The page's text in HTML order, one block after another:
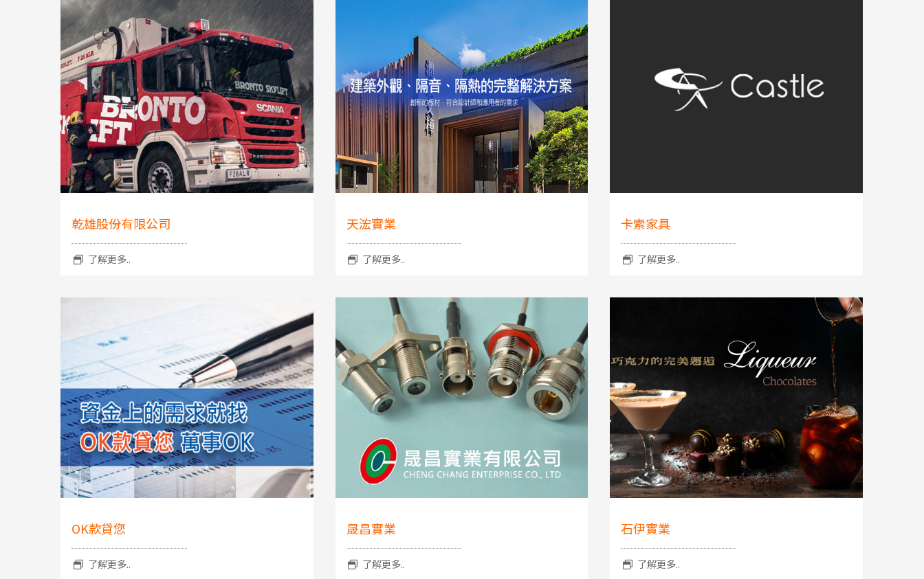
乾雄股份有限公司
了解更多..
天浤實業
了解更多..
卡索家具
了解更多..
OK款貸您
了解更多..
晟昌實業
了解更多..
石伊實業
了解更多..